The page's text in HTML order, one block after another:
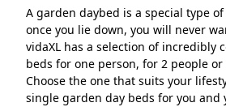
A garden daybed is a special type of
once you lie down, you will never
vidaXL has a selection of incredibly
beds for one person, for 2 people
Choose the one that suits your
single garden day beds for you and